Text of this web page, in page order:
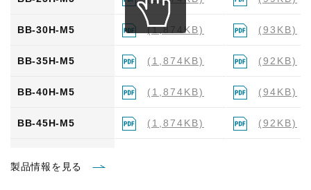
BB-30H-M5 (1,874KB) (93KB)
BB-35H-M5 (1,874KB) (92KB)
BB-40H-M5 (1,874KB) (94KB)
BB-45H-M5 (1,874KB) (92KB)
製品情報を見る